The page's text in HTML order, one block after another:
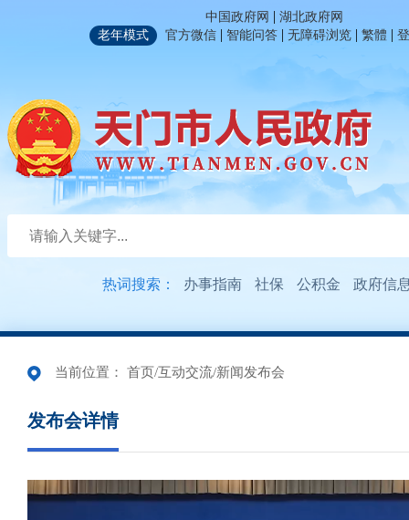
中国政府网 | 湖北政府网
老年模式
官方微信 | 智能问答 | 无障碍浏览 | 繁體 |
热词搜索： 办事指南 社保 公积金 政府信
当前位置： 首页/互动交流/新闻发布会
发布会详情